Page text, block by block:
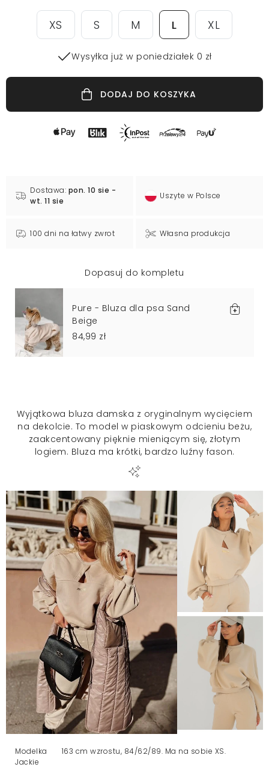
XS S M L XL
Wysyłka już w poniedziałek 0 zł
DODAJ DO KOSZYKA
Dostawa: pon. 10 sie -
wt. 11 sie
Uszyte w Polsce
100 dni na łatwy zwrot Własna produkcja
Dopasuj do kompletu
Pure - Bluza dla psa Sand
Beige
84,99 zł
Wyjątkowa bluza damska z oryginalnym wycięciem
na dekolcie. To model w piaskowym odcieniu beżu,
zaakcentowany pięknie mieniącym się, złotym
logiem. Bluza ma krótki, bardzo luźny fason.
Modelka
Jackie
163 cm wzrostu, 84/62/89. Ma na sobie XS.